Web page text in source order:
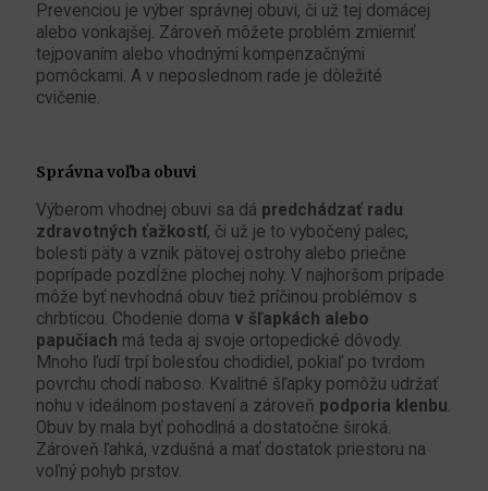
Prevenciou je výber správnej obuvi, či už tej domácej
alebo vonkajšej. Zároveň môžete problém zmierniť
tejpovaním alebo vhodnými kompenzačnými
pomôckami. A v neposlednom rade je dôležité
cvičenie.
Správna voľba obuvi
Výberom vhodnej obuvi sa dá predchádzať radu
zdravotných ťažkostí, či už je to vybočený palec,
bolesti päty a vznik pätovej ostrohy alebo priečne
poprípade pozdĺžne plochej nohy. V najhoršom prípade
môže byť nevhodná obuv tiež príčinou problémov s
chrbticou. Chodenie doma v šľapkách alebo
papučiach má teda aj svoje ortopedické dôvody.
Mnoho ľudí trpí bolesťou chodidiel, pokiaľ po tvrdom
povrchu chodí naboso. Kvalitné šľapky pomôžu udržať
nohu v ideálnom postavení a zároveň podporia klenbu.
Obuv by mala byť pohodlná a dostatočne široká.
Zároveň ľahká, vzdušná a mať dostatok priestoru na
voľný pohyb prstov.